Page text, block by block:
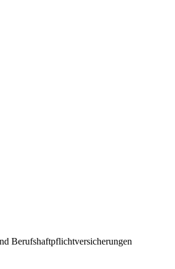
Berufshaftpflichtversicherungen